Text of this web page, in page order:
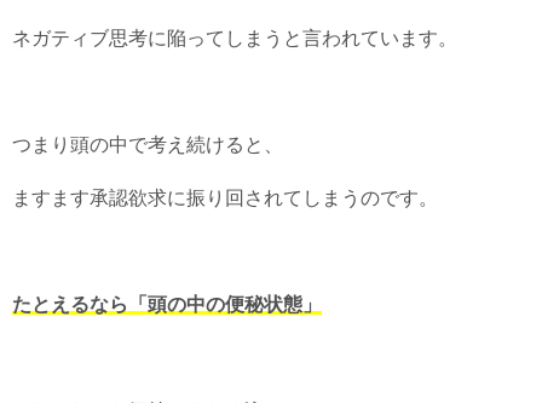
ネガティブ思考に陥ってしまうと言われています。
つまり頭の中で考え続けると、
ますます承認欲求に振り回されてしまうのです。
たとえるなら「頭の中の便秘状態」